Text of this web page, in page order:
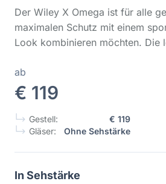
Der Wiley X Omega ist für alle
maximalen Schutz mit einem
Look kombinieren möchten. Die
ab
€ 119
Gestell:
€ 119
Gläser:
Ohne Sehstärke
In Sehstärke